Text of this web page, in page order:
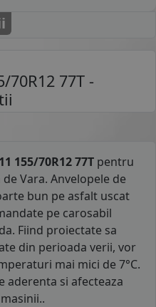
70R12 77T -
155/70R12 77T pentru
Vara. Anvelopele de
bun pe asfalt uscat
pe carosabil
Fiind proiectate sa
din perioada verii, vor
mai mici de 7°C.
aderenta si afecteaza